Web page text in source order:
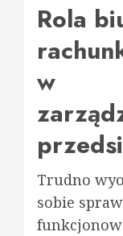
Rola
w
Trudno
sobie